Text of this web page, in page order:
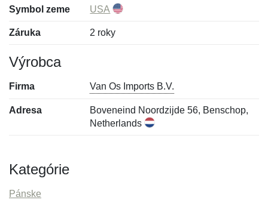
Symbol zeme USA
Záruka 2 roky
Výrobca
Firma Van Os Imports B.V.
Adresa
Boveneind Noordzijde 56, Benschop,
Netherlands
Kategórie
Pánske